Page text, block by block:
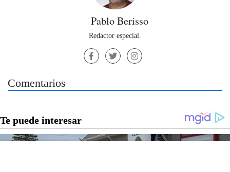
Pablo Berisso
Redactor especial.
Comentarios